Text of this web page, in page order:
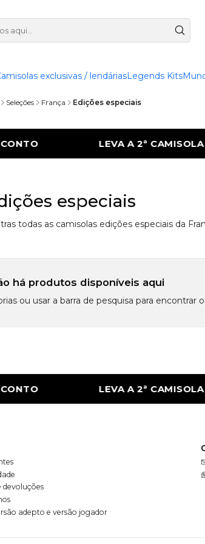
exclusivas / lendáriasLegends Kits
Seleções França Edições especiais
LEVA A 2ª CAMISOLA
especiais
todas as camisolas edições especiais da
há produtos disponíveis aqui
ou usar a barra de pesquisa para encontrar
LEVA A 2ª CAMISOLA
devoluções
adepto e versão jogador